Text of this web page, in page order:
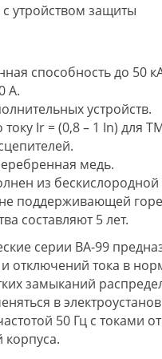
утройством защиты
способность до 50
А.
устройств.
Ir = (0,8 – 1 In) для
медь.
из
поддерживающей
составляют 5 лет.
серии ВА-99
отключений тока в
замыканий
в
50 Гц с токами